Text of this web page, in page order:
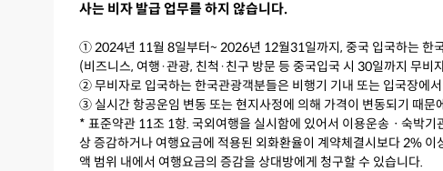
사는 비자 발급 업무를 하지 않습니다.
① 2024년 11월 8일부터~ 2026년 12월31일까지, 중국 입국하는 한
(비즈니스, 여행·관광, 친척·친구 방문 등 중국입국 시 30일까지 무비
② 무비자로 입국하는 한국관광객분들은 비행기 기내 또는 입국장에
③ 실시간 항공운임 변동 또는 현지사정에 의해 가격이 변동되기 때문
* 표준약관 11조 1항. 국외여행을 실시함에 있어서 이용운송ㆍ숙박
상 증감하거나 여행요금에 적용된 외화환율이 계약체결시보다 2%
액 범위 내에서 여행요금의 증감을 상대방에게 청구할 수 있습니다.